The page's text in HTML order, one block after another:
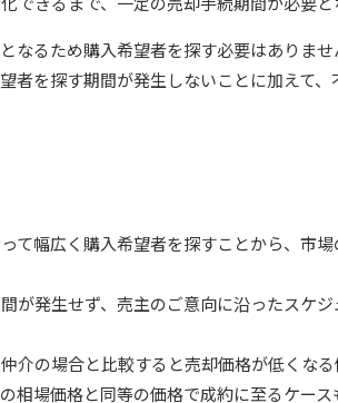
なるため購入希望者を探す必要はありませ
者を探す期間が発生しないことに加えて
て幅広く購入希望者を探すことから、市
が発生せず、売主のご意向に沿ったスケジ
介の場合と比較すると売却価格が低くな
相場価格と同等の価格で成約に至るケース